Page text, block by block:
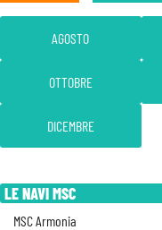
AGOSTO
OTTOBRE
DICEMBRE
LE NAVI MSC
MSC Armonia